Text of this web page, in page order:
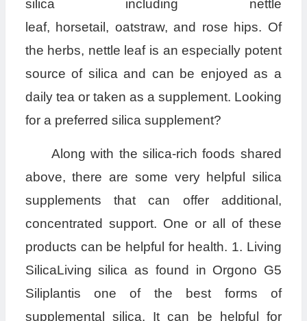
silica including nettle
leaf, horsetail, oatstraw, and rose hips. Of
the herbs, nettle leaf is an especially potent
source of silica and can be enjoyed as a
daily tea or taken as a supplement. Looking
for a preferred silica supplement?
Along with the silica-rich foods shared
above, there are some very helpful silica
supplements that can offer additional,
concentrated support. One or all of these
products can be helpful for health. 1. Living
SilicaLiving silica as found in Orgono G5
Siliplantis one of the best forms of
supplemental silica. It can be helpful for